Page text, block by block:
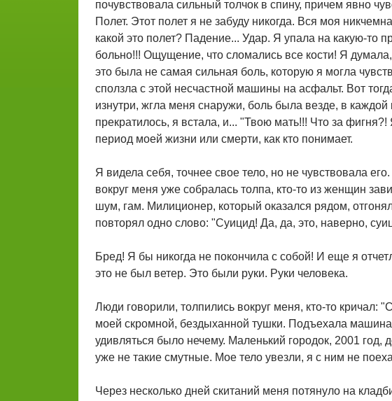
почувствовала сильный толчок в спину, причем явно
Полет. Этот полет я не забуду никогда. Вся моя
какой это полет? Падение... Удар. Я упала на какую-то
больно!!! Ощущение, что сломались все кости! Я
это была не самая сильная боль, которую я могла
сползла с этой несчастной машины на асфальт. Вот
изнутри, жгла меня снаружи, боль была везде, в каждой
прекратилось, я встала, и... "Твою мать!!! Что за
период моей жизни или смерти, как кто понимает.
Я видела себя, точнее свое тело, но не чувствовала
вокруг меня уже собралась толпа, кто-то из женщин
шум, гам. Милиционер, который оказался рядом,
повторял одно слово: "Суицид! Да, да, это, наверно,
Бред! Я бы никогда не покончила с собой! И еще я
это не был ветер. Это были руки. Руки человека.
Люди говорили, толпились вокруг меня, кто-то кричал:
моей скромной, бездыханной тушки. Подъехала
удивляться было нечему. Маленький городок, 2001
уже не такие смутные. Мое тело увезли, я с ним не
Через несколько дней скитаний меня потянуло на